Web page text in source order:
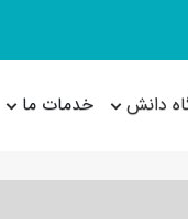
دانش خدمات ما